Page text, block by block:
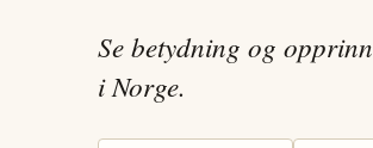
Se betydning og
i Norge.